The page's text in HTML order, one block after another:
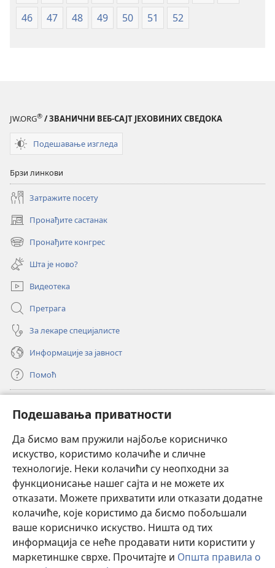
Подешавања приватности
Да бисмо вам пружили најбоље корисничко
искуство, користимо колачиће и сличне
технологије. Неки колачићи су неопходни за
функционисање нашег сајта и не можете их
отказати. Можете прихватити или отказати додатне
колачиће, које користимо да бисмо побољшали
ваше корисничко искуство. Ништа од тих
информација се неће продавати нити користити у
маркетиншке сврхе. Прочитајте и Општа правила о
46
47 48 49 50 51 52
JW.ORG® / ЗВАНИЧНИ ВЕБ-САЈТ ЈЕХОВИНИХ СВЕДОКА
Подешавање изгледа
Брзи линкови
Затражите посету
Пронађите састанак
(отвара
нови
прозор)
Пронађите конгрес
(отвара
нови
прозор)
Шта је ново?
Видеотека
Претрага
За лекаре специјалисте
Информације за јавност
Помоћ
(отвара
нови
прозор)ОНЛАЈН БИБЛИОТЕКА Watchtower
(отвара
нови
прозор)JW Hub®
(отвара
нови
прозор)JW Library
Watchtower Library ®